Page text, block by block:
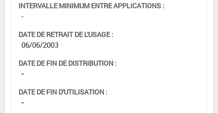
INTERVALLE MINIMUM ENTRE APPLICATIONS :
-
DATE DE RETRAIT DE L'USAGE :
06/06/2003
DATE DE FIN DE DISTRIBUTION :
-
DATE DE FIN D'UTILISATION :
-